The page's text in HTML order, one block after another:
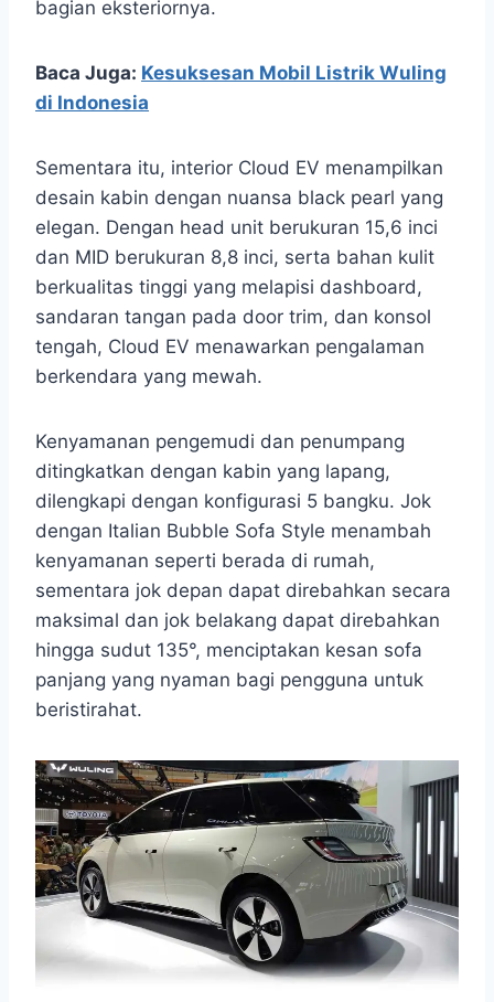
bagian eksteriornya.
Baca Juga: Kesuksesan Mobil Listrik Wuling
di Indonesia
Sementara itu, interior Cloud EV menampilkan
desain kabin dengan nuansa black pearl yang
elegan. Dengan head unit berukuran 15,6 inci
dan MID berukuran 8,8 inci, serta bahan kulit
berkualitas tinggi yang melapisi dashboard,
sandaran tangan pada door trim, dan konsol
tengah, Cloud EV menawarkan pengalaman
berkendara yang mewah.
Kenyamanan pengemudi dan penumpang
ditingkatkan dengan kabin yang lapang,
dilengkapi dengan konfigurasi 5 bangku. Jok
dengan Italian Bubble Sofa Style menambah
kenyamanan seperti berada di rumah,
sementara jok depan dapat direbahkan secara
maksimal dan jok belakang dapat direbahkan
hingga sudut 135°, menciptakan kesan sofa
panjang yang nyaman bagi pengguna untuk
beristirahat.